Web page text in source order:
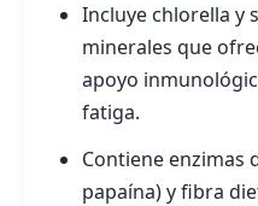
Incluye chlorella y
minerales que
apoyo
fatiga.
Contiene enzimas
papaína) y fibra